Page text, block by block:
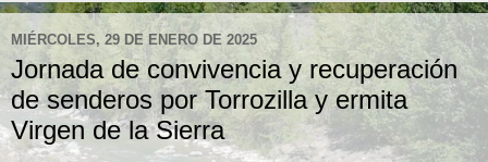
MIÉRCOLES, 29 DE ENERO DE 2025
Jornada de convivencia y recuperación
de senderos por Torrozilla y ermita
Virgen de la Sierra